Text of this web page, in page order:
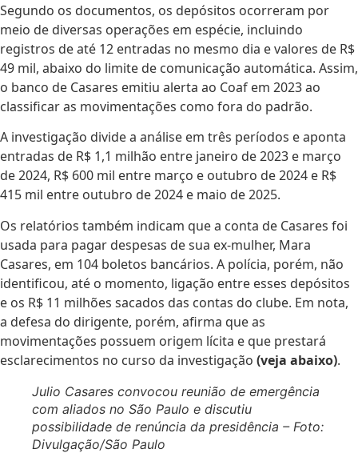
Segundo os documentos, os depósitos ocorreram por
meio de diversas operações em espécie, incluindo
registros de até 12 entradas no mesmo dia e valores de R$
49 mil, abaixo do limite de comunicação automática. Assim,
o banco de Casares emitiu alerta ao Coaf em 2023 ao
classificar as movimentações como fora do padrão.
A investigação divide a análise em três períodos e aponta
entradas de R$ 1,1 milhão entre janeiro de 2023 e março
de 2024, R$ 600 mil entre março e outubro de 2024 e R$
415 mil entre outubro de 2024 e maio de 2025.
Os relatórios também indicam que a conta de Casares foi
usada para pagar despesas de sua ex-mulher, Mara
Casares, em 104 boletos bancários. A polícia, porém, não
identificou, até o momento, ligação entre esses depósitos
e os R$ 11 milhões sacados das contas do clube. Em nota,
a defesa do dirigente, porém, afirma que as
movimentações possuem origem lícita e que prestará
esclarecimentos no curso da investigação (veja abaixo).
Julio Casares convocou reunião de emergência
com aliados no São Paulo e discutiu
possibilidade de renúncia da presidência – Foto:
Divulgação/São Paulo